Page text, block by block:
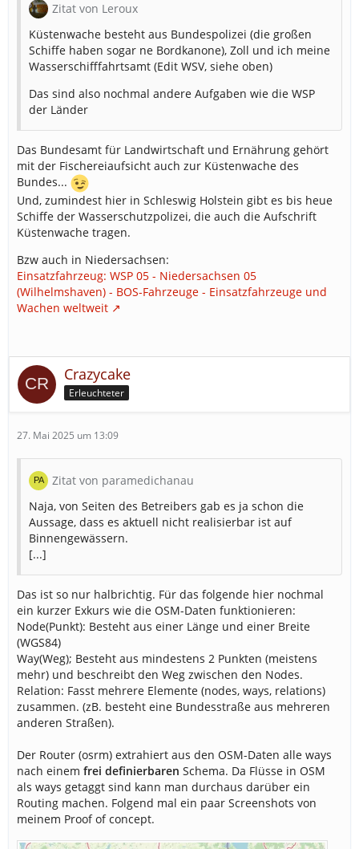
Zitat von Leroux
Küstenwache besteht aus Bundespolizei (die großen
Schiffe haben sogar ne Bordkanone), Zoll und ich meine
Wasserschifffahrtsamt (Edit WSV, siehe oben)
Das sind also nochmal andere Aufgaben wie die WSP
der Länder
Das Bundesamt für Landwirtschaft und Ernährung gehört
mit der Fischereiaufsicht auch zur Küstenwache des
Bundes...
Und, zumindest hier in Schleswig Holstein gibt es bis heue
Schiffe der Wasserschutzpolizei, die auch die Aufschrift
Küstenwache tragen.
Bzw auch in Niedersachsen:
Einsatzfahrzeug: WSP 05 - Niedersachsen 05
(Wilhelmshaven) - BOS-Fahrzeuge - Einsatzfahrzeuge und
Wachen weltweit
Crazycake
Erleuchteter
27. Mai 2025 um 13:09
Zitat von paramedichanau
Naja, von Seiten des Betreibers gab es ja schon die
Aussage, dass es aktuell nicht realisierbar ist auf
Binnengewässern.
[...]
Das ist so nur halbrichtig. Für das folgende hier nochmal
ein kurzer Exkurs wie die OSM-Daten funktionieren:
Node(Punkt): Besteht aus einer Länge und einer Breite
(WGS84)
Way(Weg); Besteht aus mindestens 2 Punkten (meistens
mehr) und beschreibt den Weg zwischen den Nodes.
Relation: Fasst mehrere Elemente (nodes, ways, relations)
zusammen. (zB. besteht eine Bundesstraße aus mehreren
anderen Straßen).
Der Router (osrm) extrahiert aus den OSM-Daten alle ways
nach einem frei definierbaren Schema. Da Flüsse in OSM
als ways getaggt sind kann man durchaus darüber ein
Routing machen. Folgend mal ein paar Screenshots von
meinem Proof of concept.